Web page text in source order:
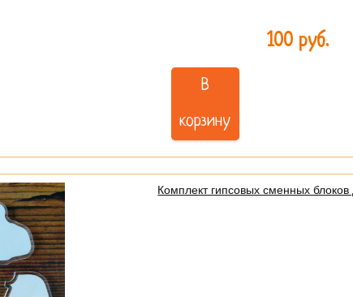
100 руб.
В
корзину
Комплект гипсовых сменных